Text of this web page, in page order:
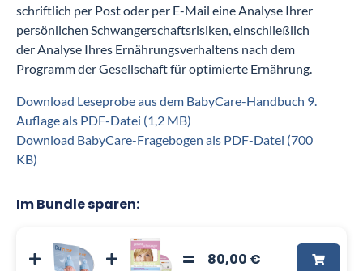
schriftlich per Post oder per E-Mail eine Analyse Ihrer
persönlichen Schwangerschaftsrisiken, einschließlich
der Analyse Ihres Ernährungsverhaltens nach dem
Programm der Gesellschaft für optimierte Ernährung.
Download Leseprobe aus dem BabyCare-Handbuch 9.
Auflage als PDF-Datei (1,2 MB)
Download BabyCare-Fragebogen als PDF-Datei (700
KB)
Im Bundle sparen:
80,00 €